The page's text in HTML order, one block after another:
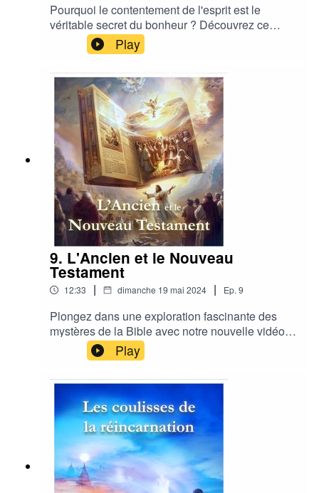
Pourquoi le contentement de l'esprit est le
véritable secret du bonheur ? Découvrez ce
qu'est réellement le contentement, pourquoi la
satisfaction égoïste de l'ego ne peut jamais nous
apporter une quiétude spirituelle durable, et
comment adopter une attitude mentale saine
pour atteindre un état de bonheur véritable.
Play
9. L'Ancien et le Nouveau
Testament
12:33 | dimanche 19 mai 2024 | Ep. 9
Plongez dans une exploration fascinante des
mystères de la Bible avec notre nouvelle vidéo.
Découvrez les significations ésotériques
cachées derrière les termes clés de l'Ancien et
du Nouveau Testament, tels que Israël, Sion et la
Terre Promise. Explorez les interprétations
alchimiques et ésotériques qui changent
radicalement notre compréhension des textes
sacrés.
Play